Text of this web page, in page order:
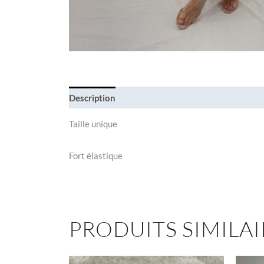
Description
Taille unique
Fort élastique
PRODUITS
Le Le Ce